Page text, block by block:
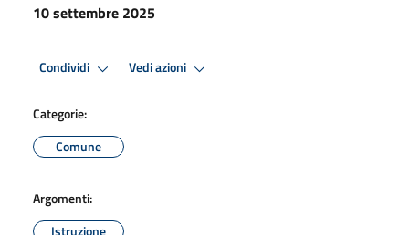
10 settembre 2025
Condividi Vedi azioni
Categorie:
Comune
Argomenti:
Istruzione